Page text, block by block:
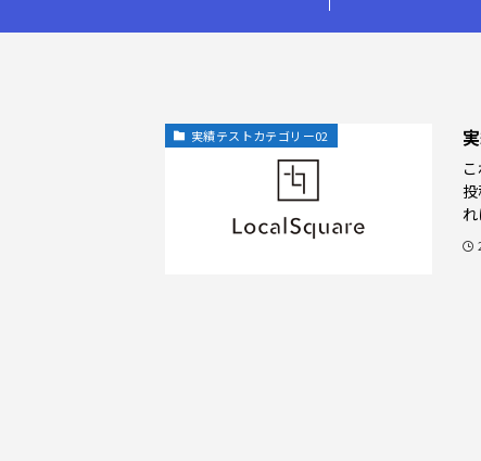
実績テストカテゴリー02